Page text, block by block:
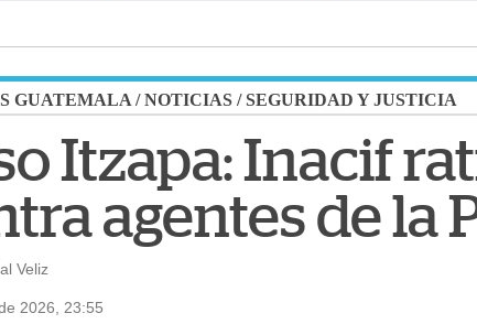
GUATEMALA /NOTICIAS /SEGURIDAD Y JUSTICIA
Itzapa: Inacif
agentes de la
Veliz
2026, 23:55